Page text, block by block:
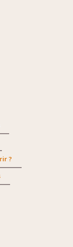
?